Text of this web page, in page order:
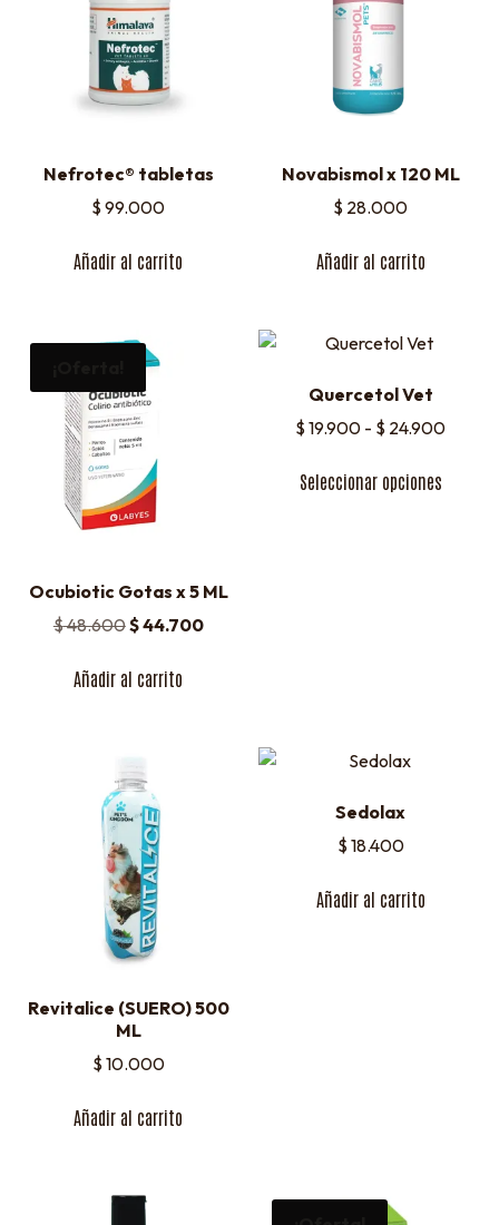
Nefrotec® tabletas
$ 99.000
Añadir al carrito
Novabismol x 120 ML
$ 28.000
Añadir al carrito
Ocubiotic Gotas x 5 ML
$48.600$44.700
Añadir al carrito
Quercetol Vet
$ 19.900 - $ 24.900
Seleccionar opciones
Revitalice (SUERO) 500
ML
$ 10.000
Añadir al carrito
Sedolax
$ 18.400
Añadir al carrito